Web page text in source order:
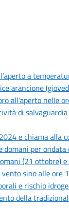
a
arancione
all'aperto nelle
di
e chiama
per
(21 ottobre)
sino alle ore
e rischio
della